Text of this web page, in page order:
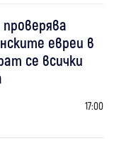
евреи в
се всички
17:00